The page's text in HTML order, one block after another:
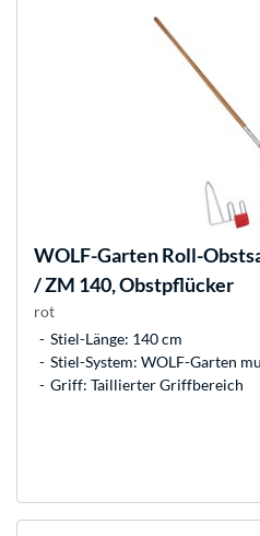
WOLF-GartenRoll-
/ ZM 140, Obstpflücker
rot
Stiel-Länge: 140 cm
Stiel-System: WOLF-Garten
Griff: Taillierter Griffbereich